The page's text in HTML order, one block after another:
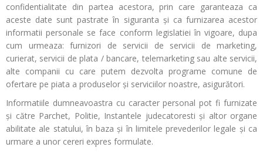
confidentialitate din partea acestora, prin care garanteaza ca
aceste date sunt pastrate în siguranta şi ca furnizarea acestor
informatii personale se face conform legislatiei în vigoare, dupa
cum urmeaza: furnizori de servicii de servicii de marketing,
curierat, servicii de plata / bancare, telemarketing sau alte servicii,
alte companii cu care putem dezvolta programe comune de
ofertare pe piata a produselor şi serviciilor noastre, asigurători.
Informatiile dumneavoastra cu caracter personal pot fi furnizate
şi către Parchet, Politie, Instantele judecatoresti şi altor organe
abilitate ale statului, în baza şi în limitele prevederilor legale şi ca
urmare a unor cereri expres formulate.